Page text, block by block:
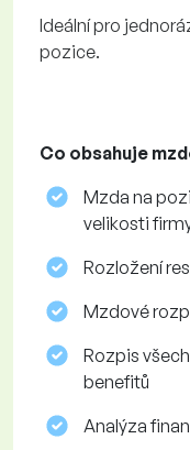
Ideální pro
pozice.
Co obsahuje
Mzda na
velikosti
Rozložení
Mzdové
Rozpis
benefitů
Analýza